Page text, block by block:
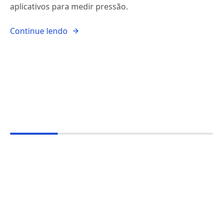
aplicativos para medir pressão.
Continue lendo